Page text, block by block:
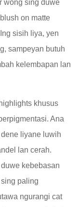
wong sing duwe
on matte
sisih liya, yen
sampeyan butuh
kelembapan lan
khusus
Ana
liyane luwih
lan cerah.
kebebasan
paling
ngurangi cat